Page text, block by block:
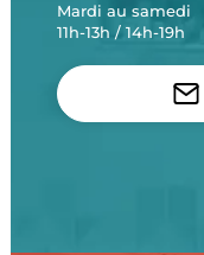
Mardi au samedi
11h-13h / 14h-19h